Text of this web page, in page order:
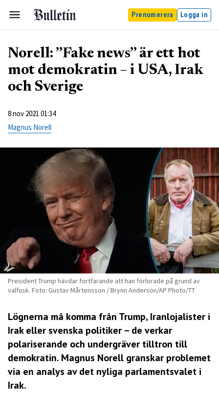
Prenumerera Logga in
Norell: ”Fake news” är ett hot
mot demokratin – i USA, Irak
och Sverige
8 nov 2021 01:34
Magnus Norell
President Trump hävdar fortfarande att han förlorade på grund av
valfusk. Foto: Gustav Mårtensson / Brynn Anderson/AP Photo/TT
Lögnerna må komma från Trump, Iranlojalister i
Irak eller svenska politiker – de verkar
polariserande och undergräver tilltron till
demokratin. Magnus Norell granskar problemet
via en analys av det nyliga parlamentsvalet i
Irak.